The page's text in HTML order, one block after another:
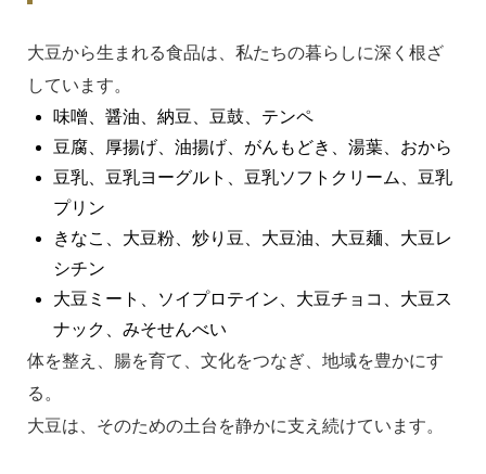
大豆から生まれる食品は、私たちの暮らしに深く根ざ
しています。
味噌、醤油、納豆、豆鼓、テンペ
豆腐、厚揚げ、油揚げ、がんもどき、湯葉、おから
豆乳、豆乳ヨーグルト、豆乳ソフトクリーム、豆乳
プリン
きなこ、大豆粉、炒り豆、大豆油、大豆麺、大豆レ
シチン
大豆ミート、ソイプロテイン、大豆チョコ、大豆ス
ナック、みそせんべい
体を整え、腸を育て、文化をつなぎ、地域を豊かにす
る。
大豆は、そのための土台を静かに支え続けています。